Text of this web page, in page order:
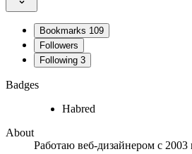
Bookmarks 109
Followers
Following 3
Badges
Habred
About
Работаю веб-дизайнером с